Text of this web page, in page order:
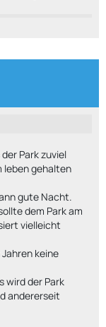
Park zuviel
gehalten
gute Nacht.
dem Park am
vielleicht
keine
wird der Park
andererseit